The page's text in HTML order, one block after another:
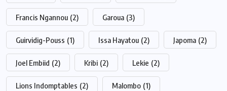
Francis Ngannou (2) Garoua (3)
Guirvidig-Pouss (1) Issa Hayatou (2) Japoma (2)
Joel Embiid (2) Kribi (2) Lekie (2)
Lions Indomptables (2) Malombo (1)